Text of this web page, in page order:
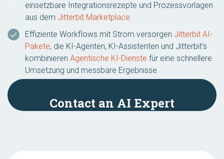
einsetzbare Integrationsrezepte und Prozessvorlagen
aus dem Jitterbit Marketplace.
Effiziente Workflows mit Strom versorgen Jitterbit AI-
Pakete, die KI-Agenten, KI-Assistenten und Jitterbit's
kombinieren Agentische KI-Dienste für eine schnellere
Umsetzung und messbare Ergebnisse.
Contact an AI Expert